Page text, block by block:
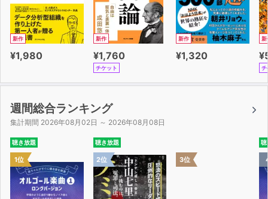
新作
¥1,980
新作
¥1,760
チケット
新作
¥1,320
新
チ
週間総合ランキング
集計期間 2026年08月02日 ～ 2026年08月08日
聴き放題
1位
聴き放題
2位 3位
聴